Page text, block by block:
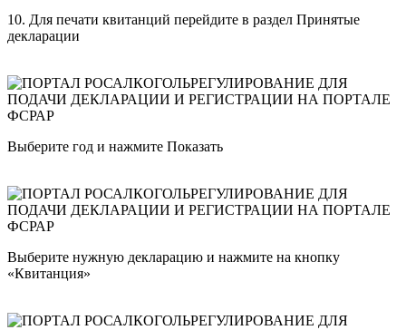
10. Для печати квитанций перейдите в раздел Принятые
декларации
Выберите год и нажмите Показать
Выберите нужную декларацию и нажмите на кнопку
«Квитанция»